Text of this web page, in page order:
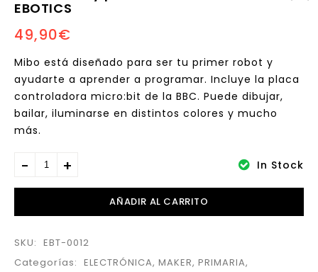
EBOTICS
49,90€
Mibo está diseñado para ser tu primer robot y
ayudarte a aprender a programar. Incluye la placa
controladora micro:bit de la BBC. Puede dibujar,
bailar, iluminarse en distintos colores y mucho
más.
In Stock
AÑADIR AL CARRITO
SKU: EBT-0012
Categorías: ELECTRÓNICA, MAKER, PRIMARIA,